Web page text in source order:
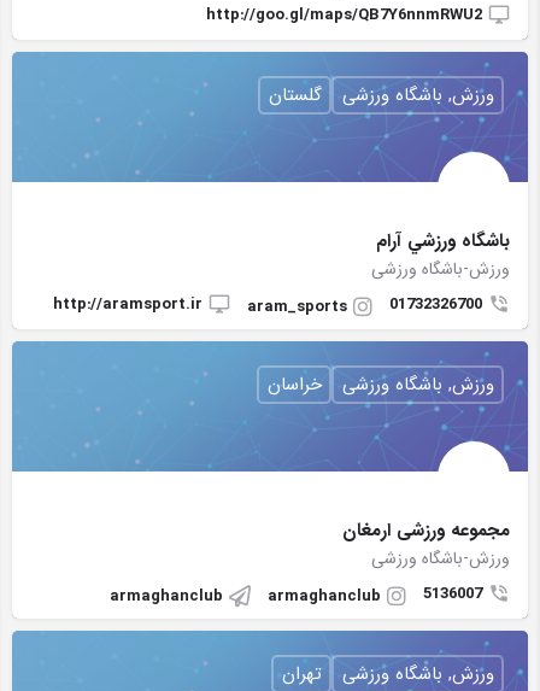
http://goo.gl/maps/QB7Y6nnmRWU2
باشگاه ورزشي آرام
ورزش-باشگاه ورزشی
01732326700
aram_sports
http://aramsport.ir
ورزش, باشگاه ورزشی گلستان
مجموعه ورزشی ارمغان
ورزش-باشگاه ورزشی
5136007
armaghanclub
armaghanclub
ورزش, باشگاه ورزشی خراسان
ورزش, باشگاه ورزشی تهران